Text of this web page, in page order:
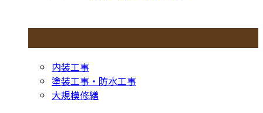
内装工事
塗装工事・防水工事
大規模修繕